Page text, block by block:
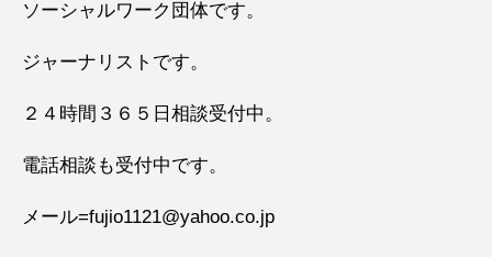
ソーシャルワーク団体です。
ジャーナリストです。
２４時間３６５日相談受付中。
電話相談も受付中です。
メール=fujio1121@yahoo.co.jp